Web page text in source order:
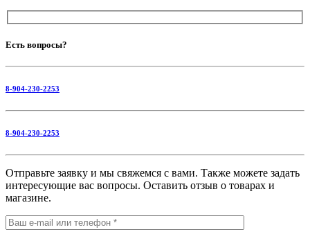
Есть вопросы?
8-904-230-2253
8-904-230-2253
Отправьте заявку и мы свяжемся с вами. Также можете задать
интересующие вас вопросы. Оставить отзыв о товарах и
магазине.